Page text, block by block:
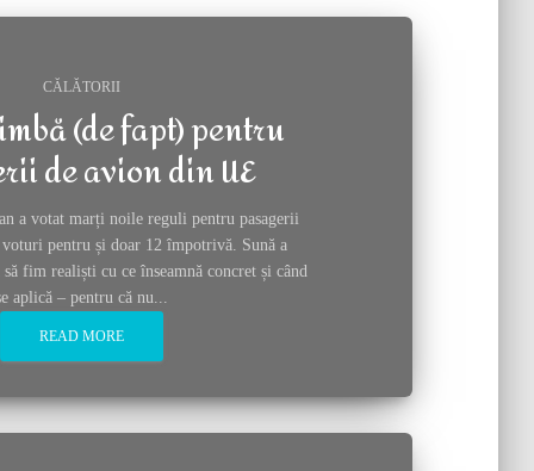
CĂLĂTORII
(de fapt) pentru
de avion din UE
a votat marți noile reguli pentru pasagerii
pentru și doar 12 împotrivă. Sună a
fim realiști cu ce înseamnă concret și când
aplică – pentru că nu...
READ MORE